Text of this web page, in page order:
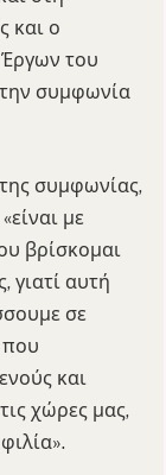
και ο
του
συμφωνία
συμφωνίας,
με
βρίσκομαι
γιατί αυτή
σε
που
και
χώρες μας,